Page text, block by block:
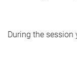
During the session